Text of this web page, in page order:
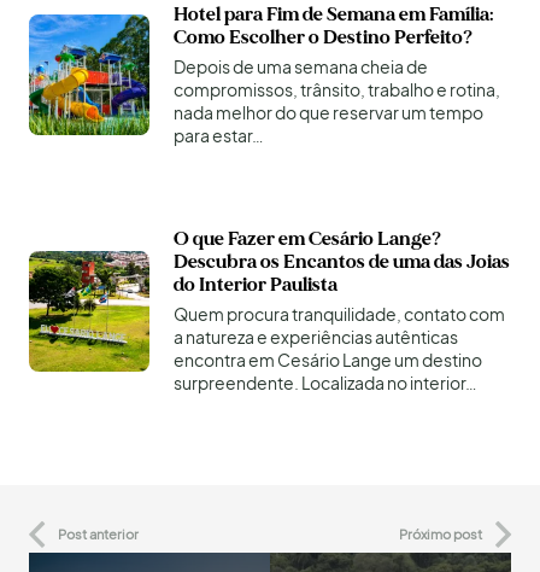
Hotel para Fim de Semana em Família:
Como Escolher o Destino Perfeito?
Depois de uma semana cheia de
compromissos, trânsito, trabalho e rotina,
nada melhor do que reservar um tempo
para estar…
O que Fazer em Cesário Lange?
Descubra os Encantos de uma das Joias
do Interior Paulista
Quem procura tranquilidade, contato com
a natureza e experiências autênticas
encontra em Cesário Lange um destino
surpreendente. Localizada no interior…
Post anterior Próximo post